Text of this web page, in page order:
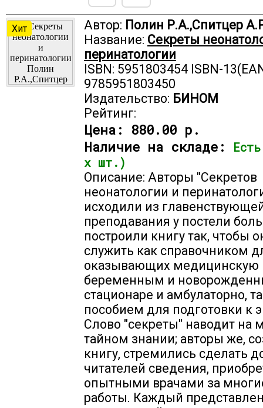
Хит Автор: Полин Р.А.,Спитцер
Название: Секреты
перинатологии
ISBN: 5951803454 ISBN-
9785951803450
Издательство: БИНОМ
Рейтинг:
Цена: 880.00 р.
Наличие на складе:
х шт.)
Описание: Авторы "Секретов
неонатологии и
исходили из
преподавания у постели
построили книгу так, чтобы
служить как справочником
оказывающих
беременным и
стационаре и амбулаторно,
пособием для подготовки к
Слово "секреты" наводит на
тайном знании; авторы же,
книгу, стремились сделать
читателей сведения,
опытными врачами за
работы. Каждый